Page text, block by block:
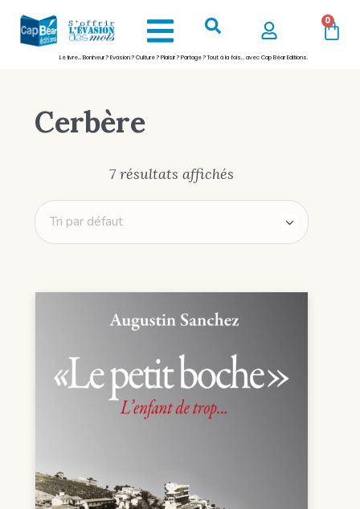
0
Le livre… Bonheur ? Evasion ? Culture ? Plaisir ? Partage ? Tout à la fois… avec Cap Béar Editions.
Cerbère
7 résultats affichés